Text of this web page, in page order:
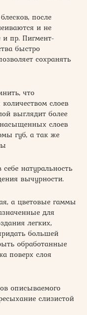
после
и не
и пр. Пигмент-
быстро
сохранять
что
слоев
выглядит более
насыщенных слоев
губ, а так же
натуральность
вычурности.
а цветовые гаммы
для
легких,
большей
обработанные
поверх слоя
описываемого
слизистой